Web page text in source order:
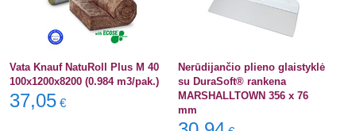
Vata Knauf NatuRoll Plus M 40
100x1200x8200 (0.984 m3/pak.)
37,05 €
Nerūdijančio plieno glaistyklė
su DuraSoft® rankena
MARSHALLTOWN 356 x 76
mm